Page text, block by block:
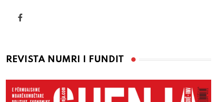
REVISTA NUMRI I FUNDIT